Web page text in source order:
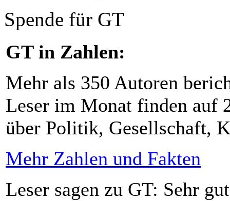
Spende für GT
GT in Zahlen:
Mehr als 350 Autoren
Leser im Monat finden auf
über Politik, Gesellschaft,
Mehr Zahlen und Fakten
Leser sagen zu GT: Sehr